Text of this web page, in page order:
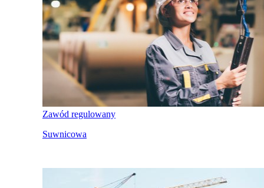
Zawód regulowany
Suwnicowa